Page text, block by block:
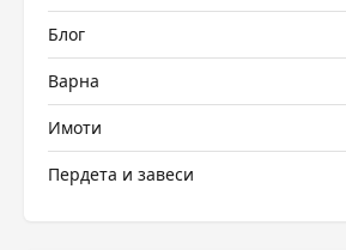
Блог
Варна
Имоти
Пердета и завеси